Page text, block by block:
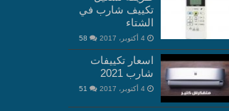
تكييف شارب في
الشتاء
4 أكتوبر، 2017 58
اسعار تكييفات
شارب 2021
4 أكتوبر، 2017 51